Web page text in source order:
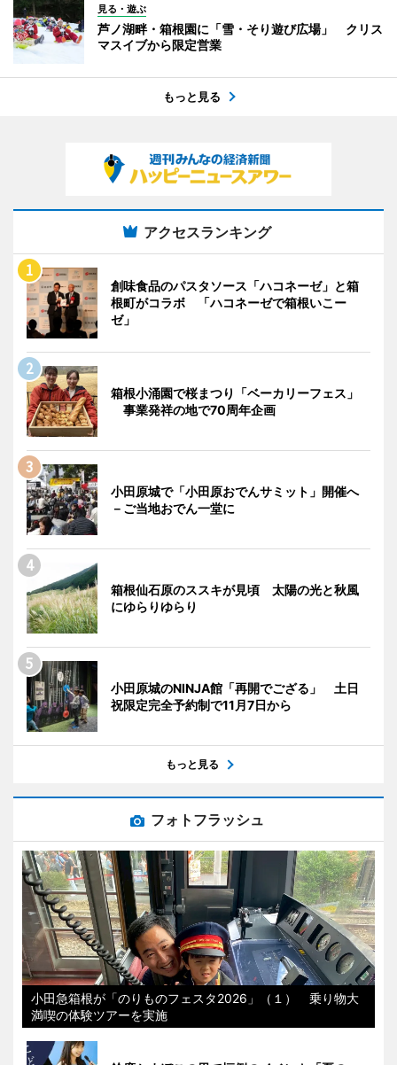
見る・遊ぶ
芦ノ湖畔・箱根園に「雪・そり遊び広場」 クリス
マスイブから限定営業
もっと見る
アクセスランキング
創味食品のパスタソース「ハコネーゼ」と箱
根町がコラボ 「ハコネーゼで箱根いこー
ゼ」
箱根小涌園で桜まつり「ベーカリーフェス」
事業発祥の地で70周年企画
小田原城で「小田原おでんサミット」開催へ
－ご当地おでん一堂に
箱根仙石原のススキが見頃 太陽の光と秋風
にゆらりゆらり
小田原城のNINJA館「再開でござる」 土日
祝限定完全予約制で11月7日から
もっと見る
フォトフラッシュ
小田急箱根が「のりものフェスタ2026」（１） 乗り物大
満喫の体験ツアーを実施